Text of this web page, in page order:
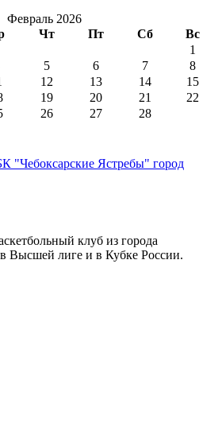
Февраль 2026
Чт Пт Сб Вс
1
5 6 7
8
12 13 14
15
19 20 21
22
26 27 28
клуб из города
Высшей лиге и в Кубке России.